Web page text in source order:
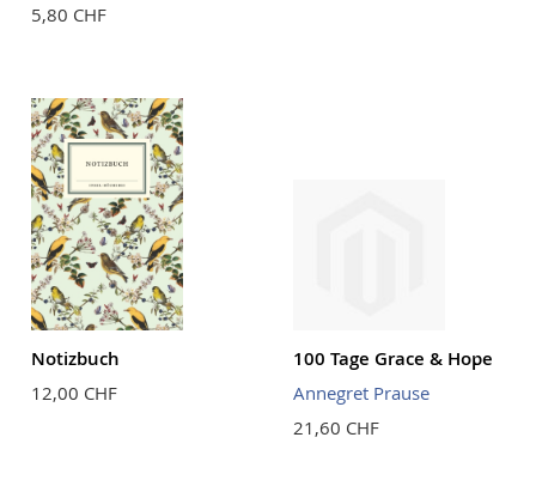
5,80 CHF
Notizbuch
12,00 CHF
100 Tage Grace & Hope
Annegret Prause
21,60 CHF